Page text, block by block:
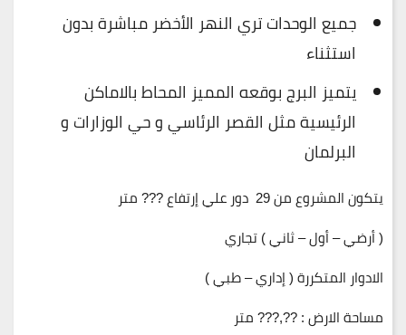
جميع الوحدات تري النهر الأخضر مباشرة بدون
استثناء
يتميز البرج بوقعه المميز المحاط بالاماكن
الرئيسية مثل القصر الرئاسي و حي الوزارات و
البرلمان
يتكون المشروع من 29 دور علي إرتفاع ??? متر
( أرضي – أول – ثاني ) تجاري
الادوار المتكررة ( إداري – طبي )
مساحة الارض : ??,??? متر